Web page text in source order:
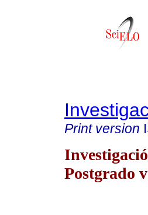
Print version
Postgrado